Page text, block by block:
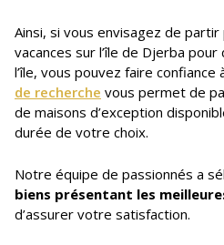
Ainsi, si vous envisagez de
vacances sur l’île de Djerba
l’île, vous pouvez faire
de recherche vous permet de
de maisons d’exception
durée de votre choix.
Notre équipe de passionnés a
biens présentant les
d’assurer votre satisfaction.